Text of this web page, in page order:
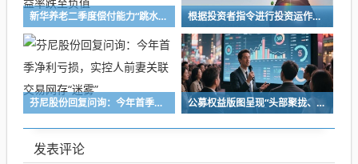
新华养老二季度偿付能力“跳水”逾90个百分点，综合投资收益率跌至负值 根据投资者指令进行投资运作！长兴万乘私募及时任副总经理收警示函
芬尼股份回复问询：今年首季净利亏损，实控人前妻关联交易网存“迷雾” 公募权益版图呈现“头部聚拢、中小深耕”格局 百亿级主动权益基金扩容至72只，16家公募主动权益规模突破千亿元
发表评论